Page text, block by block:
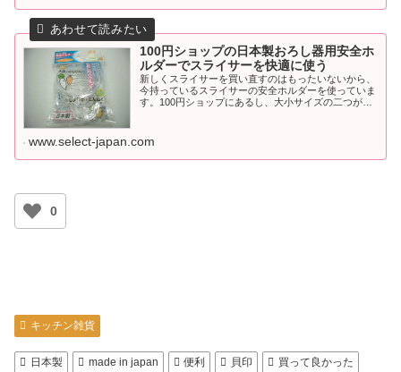
100円ショップの日本製おろし器用安全ホ
ルダーでスライサーを快適に使う
新しくスライサーを買い直すのはもったいないから、
今持っているスライサーの安全ホルダーを使っていま
す。100円ショップにあるし、大小サイズの二つがあ
www.select-japan.com
0
キッチン雑貨
日本製 made in japan 便利 貝印 買って良かった